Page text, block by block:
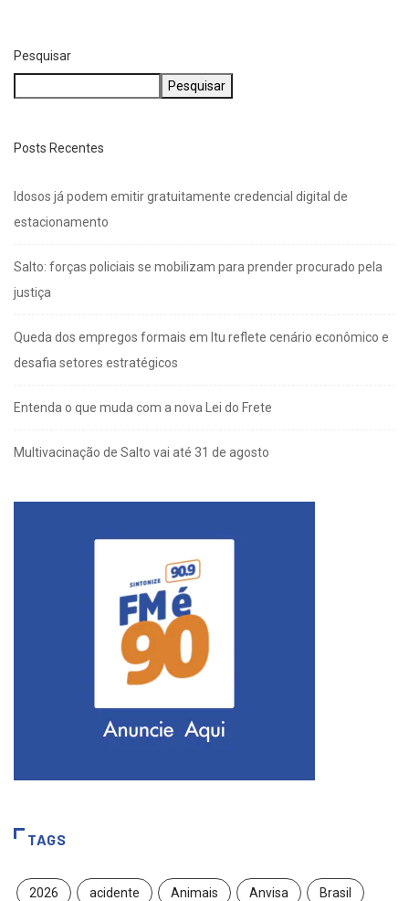
Pesquisar
Pesquisar
Posts Recentes
Idosos já podem emitir gratuitamente credencial digital de
estacionamento
Salto: forças policiais se mobilizam para prender procurado pela
justiça
Queda dos empregos formais em Itu reflete cenário econômico e
desafia setores estratégicos
Entenda o que muda com a nova Lei do Frete
Multivacinação de Salto vai até 31 de agosto
TAGS
2026 acidente Animais Anvisa Brasil